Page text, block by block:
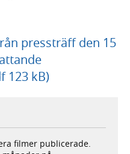
pressträff den 15
123 kB)
filmer publicerade.